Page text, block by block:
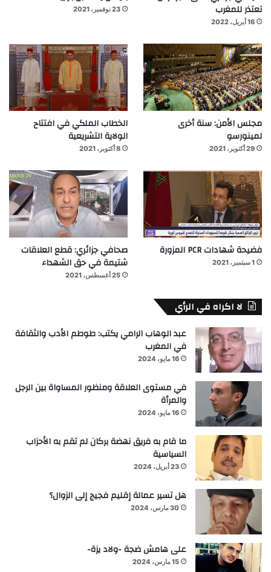
تعتذر للمغرب
16 أبريل، 2022
23 نوفمبر، 2021
مجلس الأمن: سنة أخرى
لمينورسو
29 أكتوبر، 2021
الخطاب الملكي في افتتاح
الولاية التشريعية
8 أكتوبر، 2021
فضيحة شهادات PCR المزورة
1 سبتمبر، 2021
صحافي جزائري: قطع العلاقات
شتيمة في حق الشهداء
25 أغسطس، 2021
لا اكراه في الرأي
عبد الوهاب الرامي يكتب: طوطم الأدب والثقافة
في المغرب
16 مايو، 2024
في مستوى العلاقة ومنظور المساواة بين الرجل
والمرأة
16 مايو، 2024
ما قام به فريق نهضة بركان لم تقم به الأحزاب
السياسية
23 أبريل، 2024
هل تسير عمالة إقليم فجيج إلى الزوال؟
30 مارس، 2024
على هامش ضجة -ولاد يزة-
15 مارس، 2024